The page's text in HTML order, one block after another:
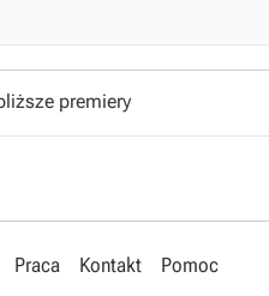
premiery
Praca Kontakt Pomoc